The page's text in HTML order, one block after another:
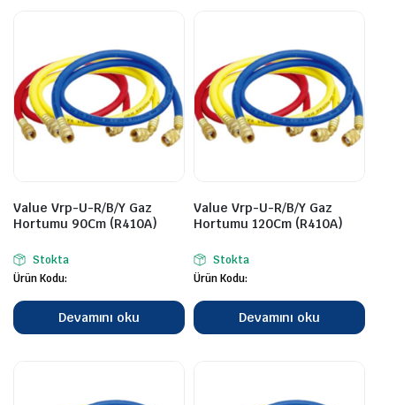
Value Vrp-U-R/B/Y Gaz
Hortumu 90Cm (R410A)
Stokta
Ürün Kodu:
Devamını oku
Value Vrp-U-R/B/Y Gaz
Hortumu 120Cm (R410A)
Stokta
Ürün Kodu:
Devamını oku